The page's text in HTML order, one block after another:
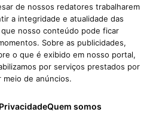
de nossos redatores trabalharem
a integridade e atualidade das
nosso conteúdo pode ficar
Sobre as publicidades,
o que é exibido em nosso portal,
por serviços prestados por
de anúncios.
Quem somos